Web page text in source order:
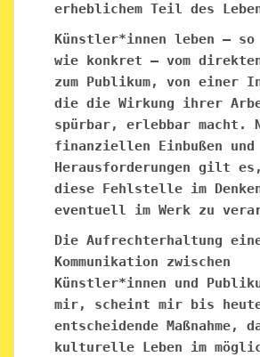
erheblichem Teil des
Künstler*innen leben — so
wie konkret — vom
zum Publikum, von einer
die die Wirkung ihrer
spürbar, erlebbar macht.
finanziellen Einbußen und
Herausforderungen gilt
diese Fehlstelle im
eventuell im Werk zu
Die Aufrechterhaltung
Kommunikation zwischen
Künstler*innen und
mir, scheint mir bis
entscheidende Maßnahme,
kulturelle Leben im